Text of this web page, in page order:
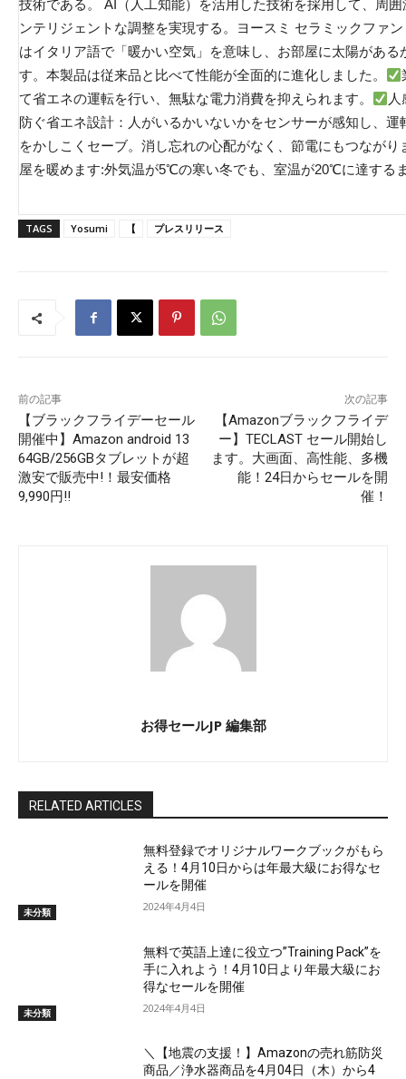
技術である。 AI（人工知能）を活用した技術を採用して、周
ンテリジェントな調整を実現する。ヨースミ セラミックファ
はイタリア語で「暖かい空気」を意味し、お部屋に太陽があ
す。本製品は従来品と比べて性能が全面的に進化しました。
て省エネの運転を行い、無駄な電力消費を抑えられます。
防ぐ省エネ設計：人がいるかいないかをセンサーが感知し、
をかしこくセーブ。消し忘れの心配がなく、節電にもつながり
屋を暖めます:外気温が5℃の寒い冬でも、室温が20℃に達する
TAGS Yosumi 【 プレスリリース
前の記事
【ブラックフライデーセール
開催中】Amazon android 13
64GB/256GBタブレットが超
激安で販売中!！最安価格
9,990円‼
次の記事
【Amazonブラックフライデ
ー】TECLAST セール開始し
ます。大画面、高性能、多機
能！24日からセールを開
催！
お得セールJP 編集部
RELATED ARTICLES
未分類
無料登録でオリジナルワークブックがもら
える！4月10日からは年最大級にお得なセ
ールを開催
2024年4月4日
未分類
無料で英語上達に役立つ”Training Pack”を
手に入れよう！4月10日より年最大級にお
得なセールを開催
2024年4月4日
＼【地震の支援！】Amazonの売れ筋防災
商品／浄水器商品を4月04日（木）から4